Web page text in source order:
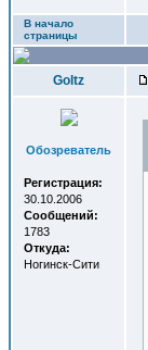
В начало
страницы
Goltz
Обозреватель
Регистрация:
30.10.2006
Сообщений:
1783
Откуда:
Ногинск-Сити